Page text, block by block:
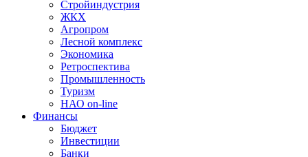
Стройиндустрия
ЖКХ
Агропром
Лесной комплекс
Экономика
Ретроспектива
Промышленность
Туризм
НАО on-line
Финансы
Бюджет
Инвестиции
Банки